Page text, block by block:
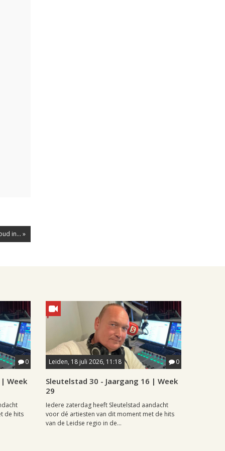
in... »
0
Week
de hits
Leiden, 18 juli 2026, 11:18 0
Sleutelstad 30 - Jaargang 16 | Week
29
Iedere zaterdag heeft Sleutelstad aandacht
voor dé artiesten van dit moment met de hits
van de Leidse regio in de...